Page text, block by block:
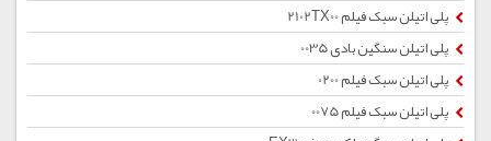
پلی اتیلن سبک فیلم 2102TX00
پلی اتیلن سنگین بادی 0035
پلی اتیلن سبک فیلم 0200
پلی اتیلن سبک فیلم 0075